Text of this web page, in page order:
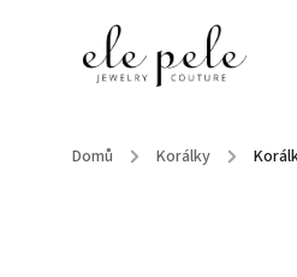
Domů / Korálky /